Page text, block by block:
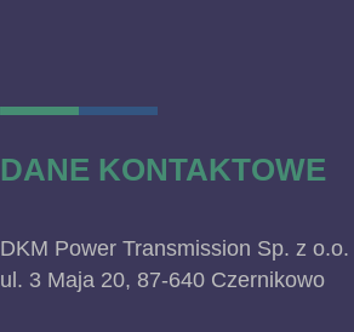
DANE KONTAKTOWE
DKM Power Transmission Sp. z o.o.
ul. 3 Maja 20, 87-640 Czernikowo